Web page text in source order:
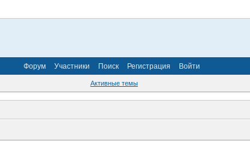
Форум Участники Поиск Регистрация Войти
Активные темы